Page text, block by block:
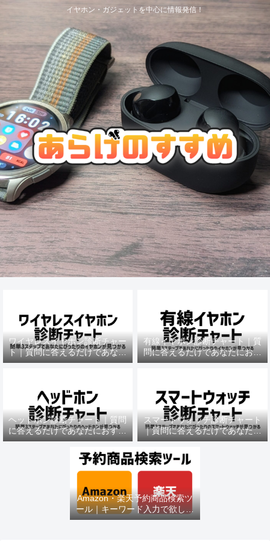
イヤホン・ガジェットを中心に情報発信！
ワイヤレスイヤホン診断チャー
ト｜質問に答えるだけであなた
におすすめの機種がわかる
有線イヤホン診断チャート｜質
問に答えるだけであなたにおす
すめの機種がわかる
ヘッドホン診断チャート｜質問
に答えるだけであなたにおすす
めの機種がわかる
スマートウォッチ診断チャート
｜質問に答えるだけであなたに
おすすめの機種がわかる
Amazon・楽天予約商品検索ツ
ール｜キーワード入力で欲しい
商品を即チェック